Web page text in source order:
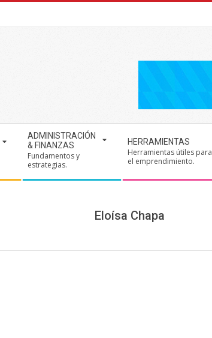
ADMINISTRACIÓN
& FINANZAS
Fundamentos y
estrategias.
HERRAMIENTAS
Herramientas útiles para
el emprendimiento.
Eloísa Chapa